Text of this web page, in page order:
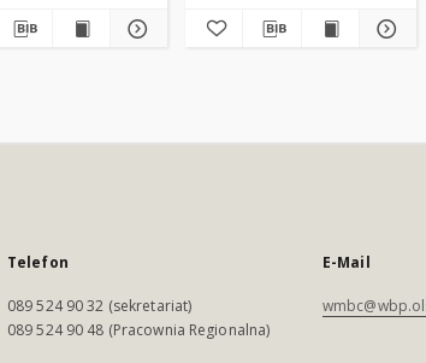
Telefon
089 524 90 32 (sekretariat)
089 524 90 48 (Pracownia Regionalna)
E-Mail